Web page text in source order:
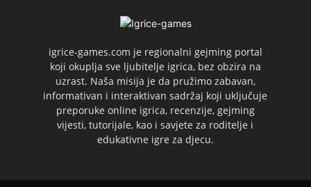
igrice-games.com je regionalni gejming portal
koji okuplja sve ljubitelje igrica, bez obzira na
uzrast. Naša misija je da pružimo zabavan,
informativan i interaktivan sadržaj koji uključuje
preporuke online igrica, recenzije, gejming
vijesti, tutorijale, kao i savjete za roditelje i
edukativne igre za djecu.